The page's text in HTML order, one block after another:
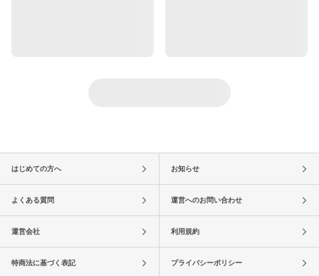
はじめての方へ お知らせ
よくある質問 運営へのお問い合わせ
運営会社 利用規約
特商法に基づく表記 プライバシーポリシー